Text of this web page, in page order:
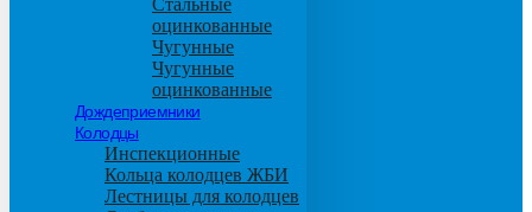
оцинкованные
Чугунные
Чугунные
оцинкованные
Дождеприемники
Колодцы
Инспекционные
Кольца колодцев ЖБИ
Лестницы для колодцев